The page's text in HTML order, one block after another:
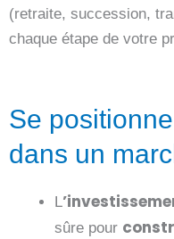
(retraite, succession,
chaque étape de votre
Se
dans un
L
sûre pour